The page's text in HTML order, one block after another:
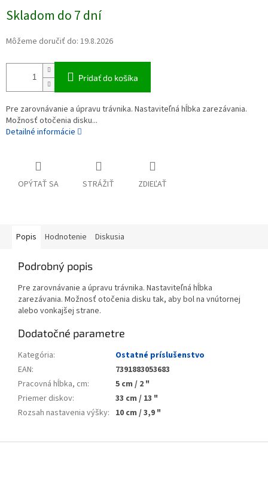
Skladom do 7 dní
Môžeme doručiť do: 19.8.2026
Pridať do košíka
Pre zarovnávanie a úpravu trávnika. Nastaviteľná hĺbka zarezávania.
Možnosť otočenia disku...
Detailné informácie
OPÝTAŤ SA STRÁŽIŤ ZDIEĽAŤ
Popis Hodnotenie Diskusia
Podrobný popis
Pre zarovnávanie a úpravu trávnika. Nastaviteľná hĺbka
zarezávania. Možnosť otočenia disku tak, aby bol na vnútornej
alebo vonkajšej strane.
Dodatočné parametre
Kategória:
Ostatné príslušenstvo
EAN:
7391883053683
Pracovná hĺbka, cm:
5 cm / 2 "
Priemer diskov:
33 cm / 13 "
Rozsah nastavenia výšky: 10 cm / 3,9 "